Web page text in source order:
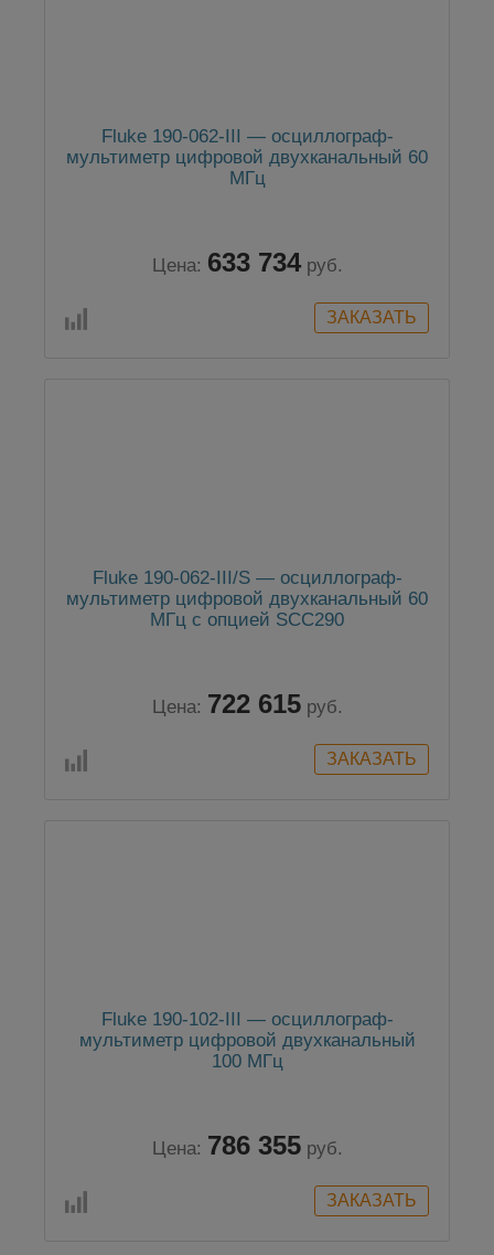
Fluke 190-062-III — осциллограф-
мультиметр цифровой двухканальный 60
МГц
Цена: 633 734 руб.
Fluke 190-062-III/S — осциллограф-
мультиметр цифровой двухканальный 60
МГц с опцией SCC290
Цена: 722 615 руб.
Fluke 190-102-III — осциллограф-
мультиметр цифровой двухканальный
100 МГц
Цена: 786 355 руб.